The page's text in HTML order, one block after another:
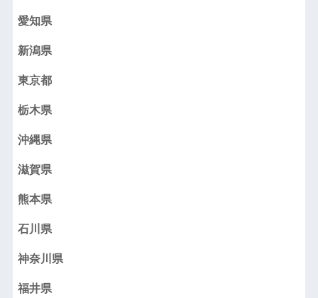
愛知県
新潟県
東京都
栃木県
沖縄県
滋賀県
熊本県
石川県
神奈川県
福井県